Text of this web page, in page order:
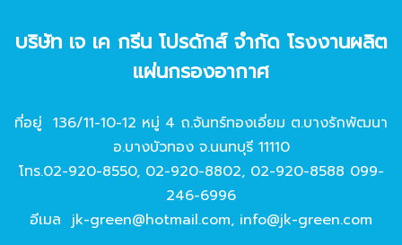
บริษัท เจ เค กรีน โปรดักส์ จํากัด โรงงานผลิต
แผ่นกรองอากาศ
ที่อยู่ 136/11-10-12 หมู่ 4 ถ.จันทร์ทองเอี่ยม ต.บางรักพัฒนา
อ.บางบัวทอง จ.นนทบุรี 11110
โทร.02-920-8550, 02-920-8802, 02-920-8588 099-
246-6996
อีเมล jk-green@hotmail.com, info@jk-green.com